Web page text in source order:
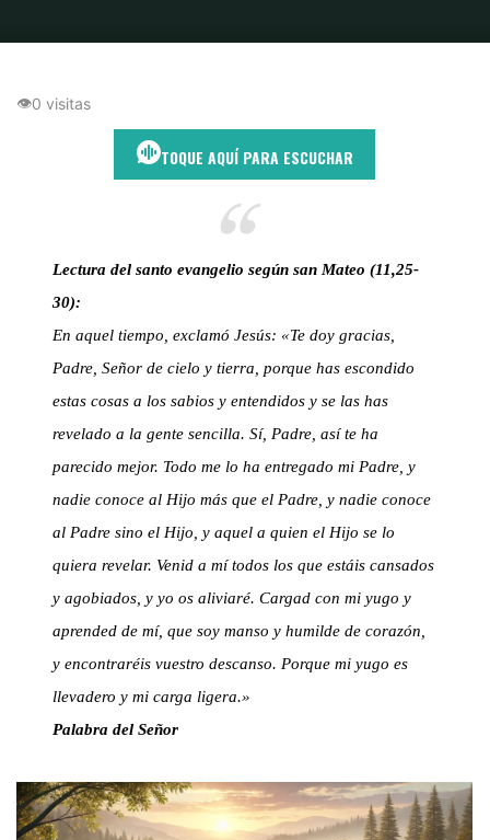
👁0 visitas
TOQUE AQUÍ PARA ESCUCHAR
Lectura del santo evangelio según san Mateo (11,25-
30):
En aquel tiempo, exclamó Jesús: «Te doy gracias,
Padre, Señor de cielo y tierra, porque has escondido
estas cosas a los sabios y entendidos y se las has
revelado a la gente sencilla. Sí, Padre, así te ha
parecido mejor. Todo me lo ha entregado mi Padre, y
nadie conoce al Hijo más que el Padre, y nadie conoce
al Padre sino el Hijo, y aquel a quien el Hijo se lo
quiera revelar. Venid a mí todos los que estáis cansados
y agobiados, y yo os aliviaré. Cargad con mi yugo y
aprended de mí, que soy manso y humilde de corazón,
y encontraréis vuestro descanso. Porque mi yugo es
llevadero y mi carga ligera.»
Palabra del Señor